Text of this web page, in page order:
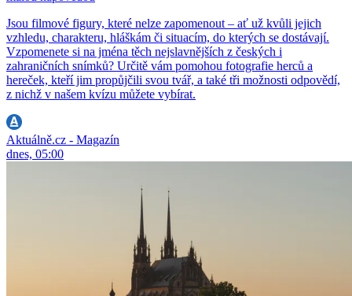
Jsou filmové figury, které nelze zapomenout – ať už kvůli jejich
vzhledu, charakteru, hláškám či situacím, do kterých se dostávají.
Vzpomenete si na jména těch nejslavnějších z českých i
zahraničních snímků? Určitě vám pomohou fotografie herců a
hereček, kteří jim propůjčili svou tvář, a také tři možnosti odpovědí,
z nichž v našem kvízu můžete vybírat.
Aktuálně.cz - Magazín
dnes, 05:00